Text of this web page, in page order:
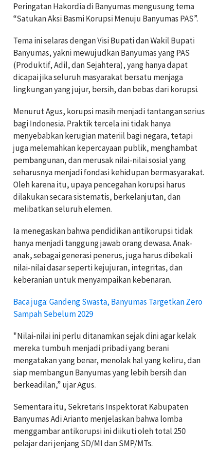
Peringatan Hakordia di Banyumas mengusung tema
“Satukan Aksi Basmi Korupsi Menuju Banyumas PAS”.
Tema ini selaras dengan Visi Bupati dan Wakil Bupati
Banyumas, yakni mewujudkan Banyumas yang PAS
(Produktif, Adil, dan Sejahtera), yang hanya dapat
dicapai jika seluruh masyarakat bersatu menjaga
lingkungan yang jujur, bersih, dan bebas dari korupsi.
Menurut Agus, korupsi masih menjadi tantangan serius
bagi Indonesia. Praktik tercela ini tidak hanya
menyebabkan kerugian materiil bagi negara, tetapi
juga melemahkan kepercayaan publik, menghambat
pembangunan, dan merusak nilai-nilai sosial yang
seharusnya menjadi fondasi kehidupan bermasyarakat.
Oleh karena itu, upaya pencegahan korupsi harus
dilakukan secara sistematis, berkelanjutan, dan
melibatkan seluruh elemen.
Ia menegaskan bahwa pendidikan antikorupsi tidak
hanya menjadi tanggung jawab orang dewasa. Anak-
anak, sebagai generasi penerus, juga harus dibekali
nilai-nilai dasar seperti kejujuran, integritas, dan
keberanian untuk menyampaikan kebenaran.
Baca juga: Gandeng Swasta, Banyumas Targetkan Zero
Sampah Sebelum 2029
"Nilai-nilai ini perlu ditanamkan sejak dini agar kelak
mereka tumbuh menjadi pribadi yang berani
mengatakan yang benar, menolak hal yang keliru, dan
siap membangun Banyumas yang lebih bersih dan
berkeadilan,” ujar Agus.
Sementara itu, Sekretaris Inspektorat Kabupaten
Banyumas Adi Arianto menjelaskan bahwa lomba
menggambar antikorupsi ini diikuti oleh total 250
pelajar dari jenjang SD/MI dan SMP/MTs.